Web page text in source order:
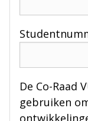
De Co-Raad
gebruiken